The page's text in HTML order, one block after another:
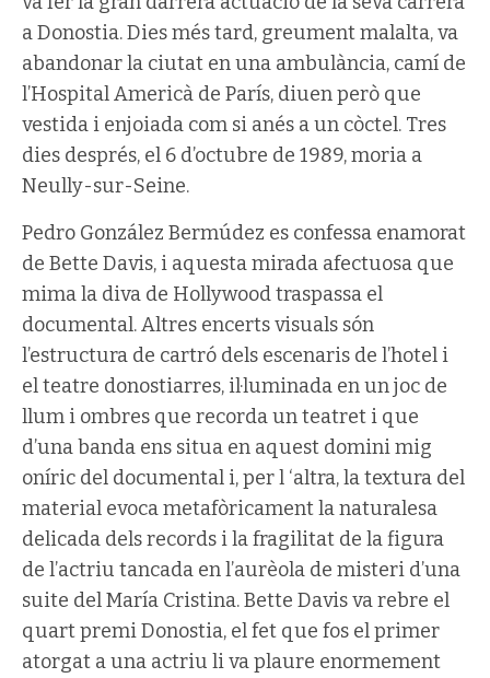
a Donostia. Dies més tard, greument malalta, va
abandonar la ciutat en una ambulància, camí de
l’Hospital Americà de París, diuen però que
vestida i enjoiada com si anés a un còctel. Tres
dies després, el 6 d’octubre de 1989, moria a
Neully-sur-Seine.
Pedro González Bermúdez es confessa enamorat
de Bette Davis, i aquesta mirada afectuosa que
mima la diva de Hollywood traspassa el
documental. Altres encerts visuals són
l’estructura de cartró dels escenaris de l’hotel i
el teatre donostiarres, il·luminada en un joc de
llum i ombres que recorda un teatret i que
d’una banda ens situa en aquest domini mig
oníric del documental i, per l ‘altra, la textura del
material evoca metafòricament la naturalesa
delicada dels records i la fragilitat de la figura
de l’actriu tancada en l’aurèola de misteri d’una
suite del María Cristina. Bette Davis va rebre el
quart premi Donostia, el fet que fos el primer
atorgat a una actriu li va plaure enormement